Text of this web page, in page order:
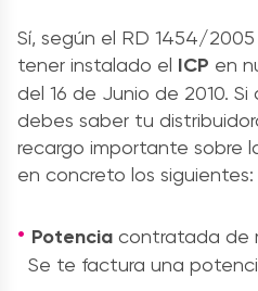
Sí, según el RD 1454/
tener instalado el ICP en
del 16 de Junio de 2010.
debes saber tu
recargo importante sobre
en concreto los siguientes:
Potencia contratada de
Se te factura una